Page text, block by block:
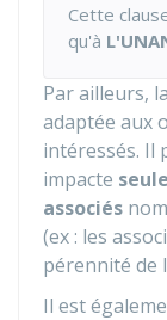
Cette
qu'à
Par ailleurs,
adaptée aux
intéressés. Il
impacte
associés
(ex : les
pérennité de
Il est